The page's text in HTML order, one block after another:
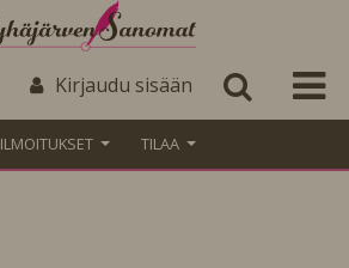
Kirjaudu sisään
ILMOITUKSET TILAA